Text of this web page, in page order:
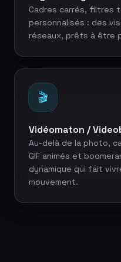
Cadres carrés, filtres
personnalisés : des
réseaux, prêts à être
🎬
Vidéomaton /
Au-delà de la photo,
GIF animés et
dynamique qui fait
mouvement.